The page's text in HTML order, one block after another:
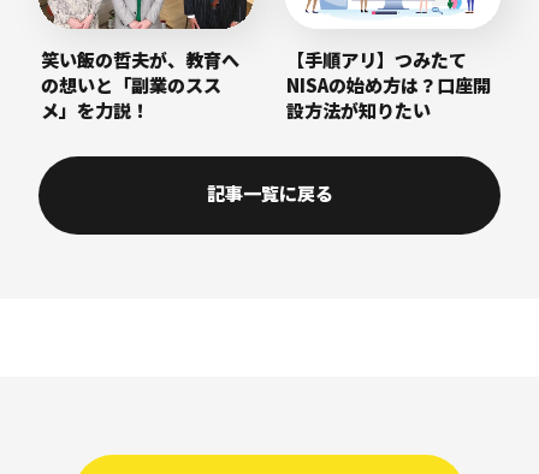
笑い飯の哲夫が、教育へ
の想いと「副業のスス
メ」を力説！
【手順アリ】つみたて
NISAの始め方は？口座開
設方法が知りたい
記事一覧に戻る